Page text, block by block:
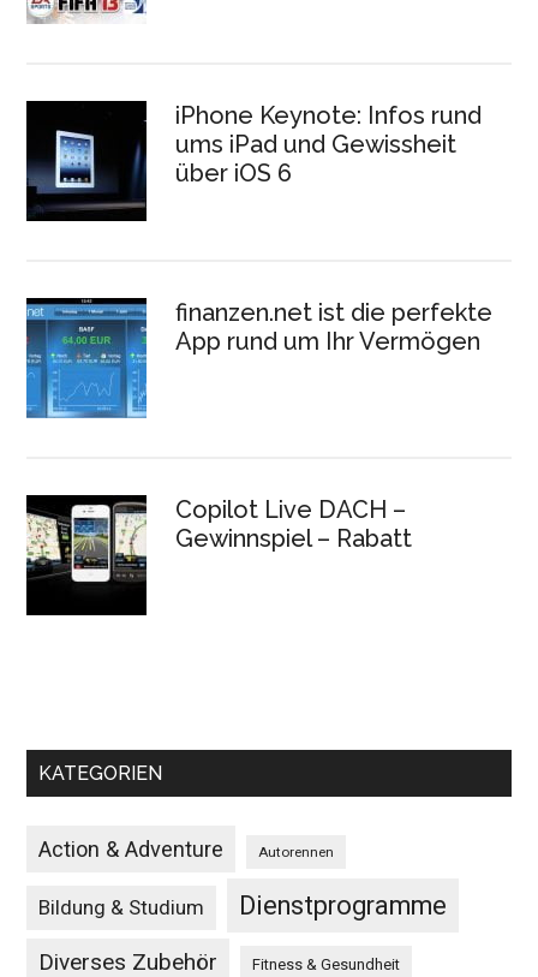
iPhone Keynote: Infos rund
ums iPad und Gewissheit
über iOS 6
finanzen.net ist die perfekte
App rund um Ihr Vermögen
Copilot Live DACH –
Gewinnspiel – Rabatt
KATEGORIEN
Action & Adventure Autorennen
Bildung & Studium Dienstprogramme
Diverses Zubehör Fitness & Gesundheit